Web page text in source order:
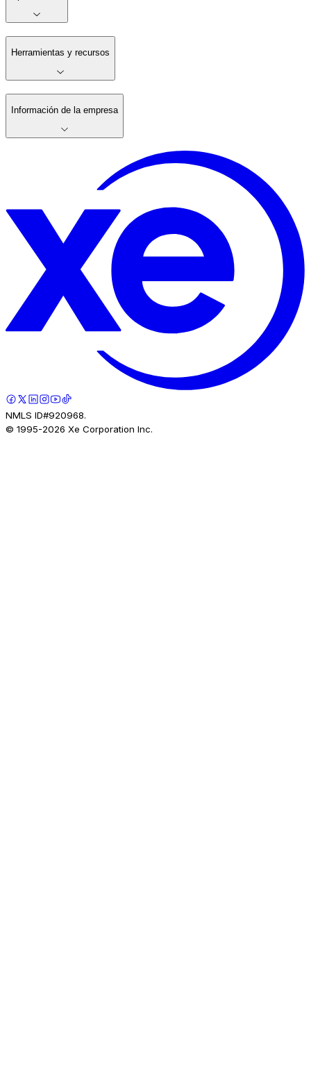
Herramientas y recursos
Información de la empresa
NMLS ID#920968.
© 1995-2026 Xe Corporation Inc.